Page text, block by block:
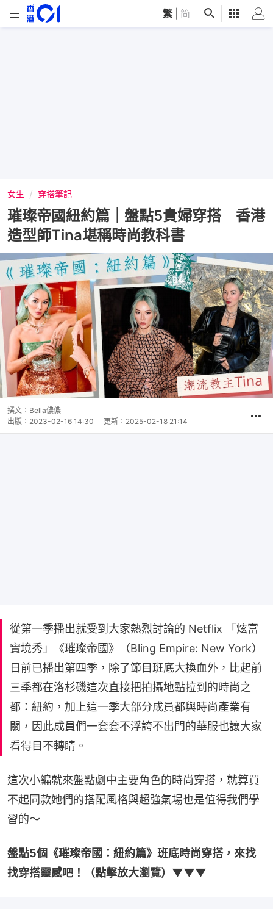
繁 简
女生 穿搭筆記
璀璨帝國紐約篇｜盤點5貴婦穿搭 香港
造型師Tina堪稱時尚教科書
撰文： Bella儂儂
出版： 2023-02-16 14:30 更新： 2025-02-18 21:14
從第一季播出就受到大家熱烈討論的 Netflix 「炫富
實境秀」《璀璨帝國》（Bling Empire: New York）
日前已播出第四季，除了節目班底大換血外，比起前
三季都在洛杉磯這次直接把拍攝地點拉到的時尚之
都：紐約，加上這一季大部分成員都與時尚產業有
關，因此成員們一套套不浮誇不出門的華服也讓大家
看得目不轉睛。
這次小編就來盤點劇中主要角色的時尚穿搭，就算買
不起同款她們的搭配風格與超強氣場也是值得我們學
習的～
盤點5個《璀璨帝國：紐約篇》班底時尚穿搭，來找
找穿搭靈感吧！（點擊放大瀏覽）▼▼▼